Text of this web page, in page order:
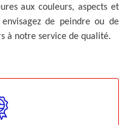
aux couleurs, aspects et
de peindre ou de
à notre service de qualité.